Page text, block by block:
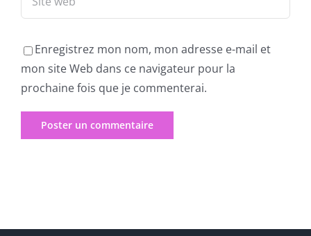
Enregistrez mon nom, mon adresse e-mail et
mon site Web dans ce navigateur pour la
prochaine fois que je commenterai.